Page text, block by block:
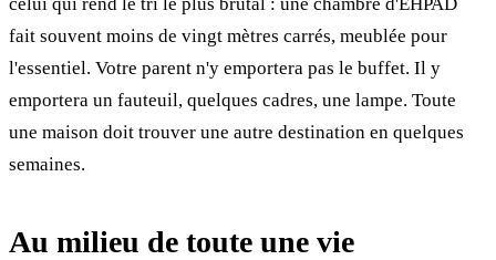
fait souvent moins de vingt mètres carrés, meublée pour
l'essentiel. Votre parent n'y emportera pas le buffet. Il y
emportera un fauteuil, quelques cadres, une lampe. Toute
une maison doit trouver une autre destination en quelques
semaines.
Au milieu de toute une vie